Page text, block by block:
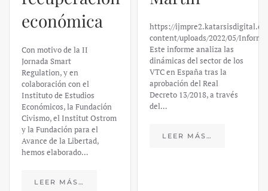
económica
Con motivo de la II
Jornada Smart
Regulation, y en
colaboración con el
Instituto de Estudios
Económicos, la Fundación
Civismo, el Institut Ostrom
y la Fundación para el
Avance de la Libertad,
hemos elaborado…
LEER MÁS…
https://
content/uploads/2022/05/
Este informe analiza las
dinámicas del sector de los
VTC en España tras la
aprobación del Real
Decreto 13/2018, a través
del…
LEER MÁS…